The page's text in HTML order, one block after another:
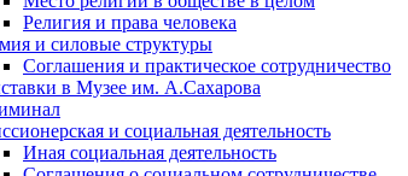
Религия и права человека
и силовые структуры
Соглашения и практическое сотрудничество
в Музее им. А.Сахарова
и социальная деятельность
Иная социальная деятельность